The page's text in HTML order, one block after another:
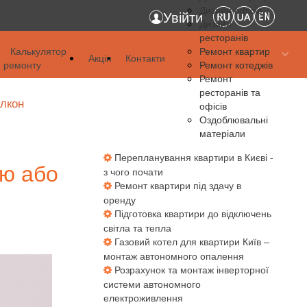
Увійти
Калькулятор
ремонту
Акція Контакти
Дизайн офісів
Дизайн
ресторанів
Ремонт квартир
Ремонт котеджів
Ремонт
ресторанів та
офісів
Оздоблювальні
матеріали
або
Перепланування квартири в Києві -
з чого почати
Ремонт квартири під здачу в
оренду
Підготовка квартири до відключень
світла та тепла
Газовий котел для квартири Київ –
монтаж автономного опалення
Розрахунок та монтаж інверторної
системи автономного
електроживлення